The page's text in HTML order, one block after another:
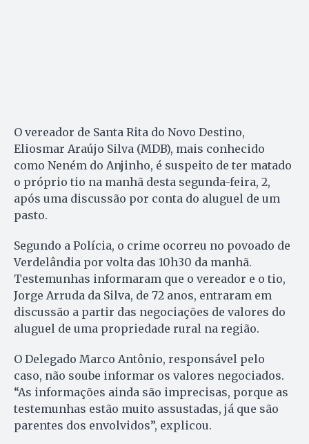
O vereador de Santa Rita do Novo Destino,
Eliosmar Araújo Silva (MDB), mais conhecido
como Neném do Anjinho, é suspeito de ter matado
o próprio tio na manhã desta segunda-feira, 2,
após uma discussão por conta do aluguel de um
pasto.
Segundo a Polícia, o crime ocorreu no povoado de
Verdelândia por volta das 10h30 da manhã.
Testemunhas informaram que o vereador e o tio,
Jorge Arruda da Silva, de 72 anos, entraram em
discussão a partir das negociações de valores do
aluguel de uma propriedade rural na região.
O Delegado Marco Antônio, responsável pelo
caso, não soube informar os valores negociados.
“As informações ainda são imprecisas, porque as
testemunhas estão muito assustadas, já que são
parentes dos envolvidos”, explicou.